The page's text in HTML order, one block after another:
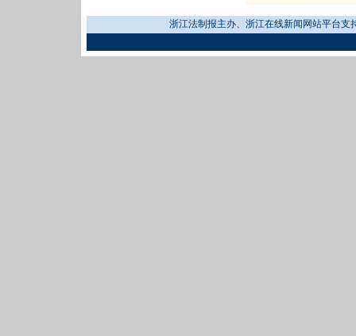
浙江法制报主办、浙江在线新闻网站平台